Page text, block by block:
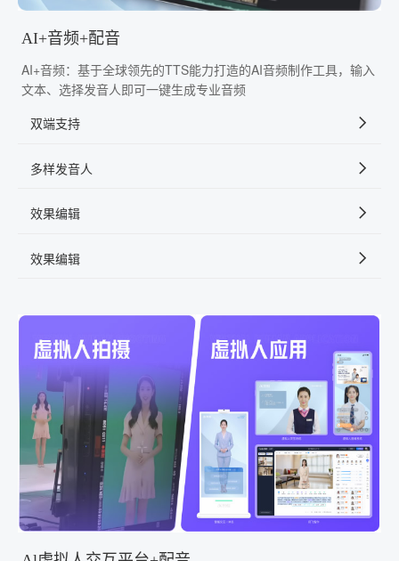
AI+音频+配音
AI+音频：基于全球领先的TTS能力打造的AI音频制作工具，输入
文本、选择发音人即可一键生成专业音频
双端支持
多样发音人
效果编辑
效果编辑